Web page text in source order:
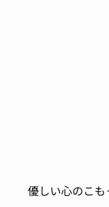
優しい心のこも